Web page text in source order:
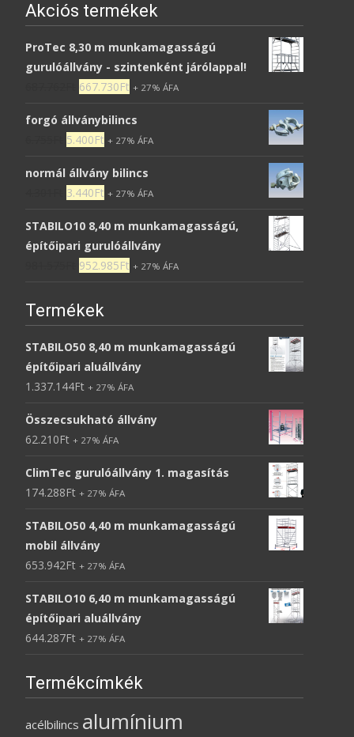
Akciós termékek
ProTec 8,30 m munkamagasságú
gurulóállvány - szintenként járólappal!
667.730Ft + 27% ÁFA
forgó állványbilincs
5.400Ft + 27% ÁFA
normál állvány bilincs
3.440Ft + 27% ÁFA
STABILO10 8,40 m munkamagasságú,
építőipari gurulóállvány
952.985Ft + 27% ÁFA
Termékek
STABILO50 8,40 m munkamagasságú
építőipari aluállvány
1.337.144Ft + 27% ÁFA
Összecsukható állvány
62.210Ft + 27% ÁFA
ClimTec gurulóállvány 1. magasítás
174.288Ft + 27% ÁFA
STABILO50 4,40 m munkamagasságú
mobil állvány
653.942Ft + 27% ÁFA
STABILO10 6,40 m munkamagasságú
építőipari aluállvány
644.287Ft + 27% ÁFA
Termékcímkék
acélbilincs alumínium